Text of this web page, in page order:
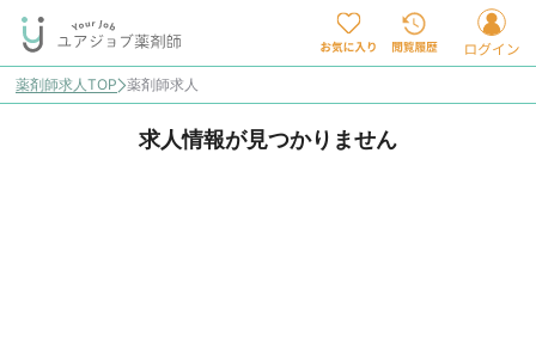
薬剤師求人TOP 薬剤師求人
求人情報が見つかりません